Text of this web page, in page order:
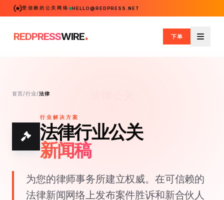
受信赖的公关网络 HELLO@REDPRESS.NET
REDPRESSWIRE. 下单
菜单
首页/行业/法律
行业解决方案
法律行业公关
新闻稿
为您的律师事务所建立权威。在可信赖的
法律新闻网络上发布案件胜诉和新合伙人